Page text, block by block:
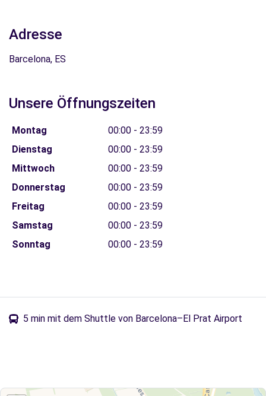
Adresse
Barcelona, ES
Unsere Öffnungszeiten
Montag
00:00 - 23:59
Dienstag
00:00 - 23:59
Mittwoch
00:00 - 23:59
Donnerstag
00:00 - 23:59
Freitag
00:00 - 23:59
Samstag
00:00 - 23:59
Sonntag
00:00 - 23:59
5 min mit dem Shuttle von Barcelona–El Prat Airport